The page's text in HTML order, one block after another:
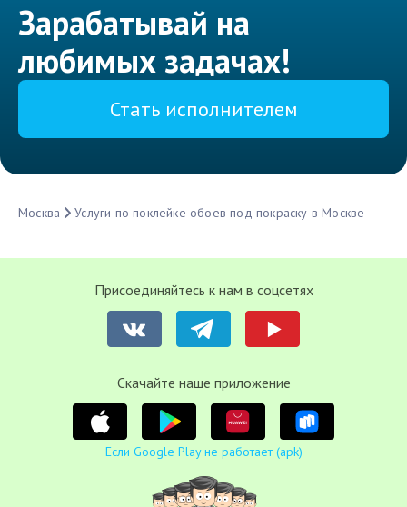
Зарабатывай на
любимых задачах!
Стать исполнителем
Москва Услуги по поклейке обоев под покраску в Москве
Присоединяйтесь к нам в соцсетях
Cкачайте наше приложение
Если Google Play не работает (apk)